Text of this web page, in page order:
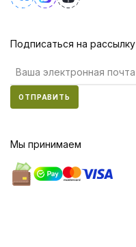
Подписаться на рассылку
ОТПРАВИТЬ
Мы принимаем